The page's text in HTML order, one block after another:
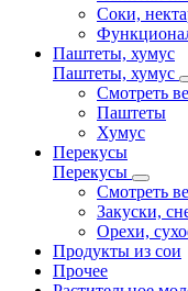
Соки,
Паштеты, хумус
Паштеты, хумус
Смотреть
Паштеты
Хумус
Перекусы
Перекусы
Смотреть
Закуски,
Орехи,
Продукты из сои
Прочее